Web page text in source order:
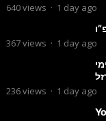
640views · 1 day ago
367views · 1 day ago
236views · 1 day ago